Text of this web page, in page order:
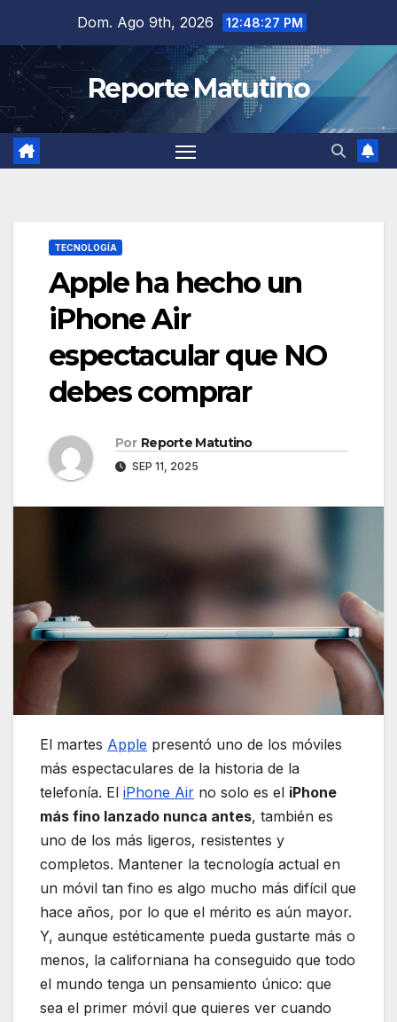
contenido
Dom. Ago 9th, 2026 12:48:28 PM
Reporte Matutino
TECNOLOGÍA
Apple ha hecho un
iPhone Air
espectacular que NO
debes comprar
Por Reporte Matutino
SEP 11, 2025
El martes Apple presentó uno de los móviles
más espectaculares de la historia de la
telefonía. El iPhone Air no solo es el iPhone
más fino lanzado nunca antes, también es
uno de los más ligeros, resistentes y
completos. Mantener la tecnología actual en
un móvil tan fino es algo mucho más difícil que
hace años, por lo que el mérito es aún mayor.
Y, aunque estéticamente pueda gustarte más o
menos, la californiana ha conseguido que todo
el mundo tenga un pensamiento único: que
sea el primer móvil que quieres ver cuando